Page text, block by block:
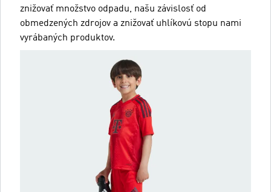
znižovať množstvo odpadu, našu závislosť od
obmedzených zdrojov a znižovať uhlíkovú stopu nami
vyrábaných produktov.